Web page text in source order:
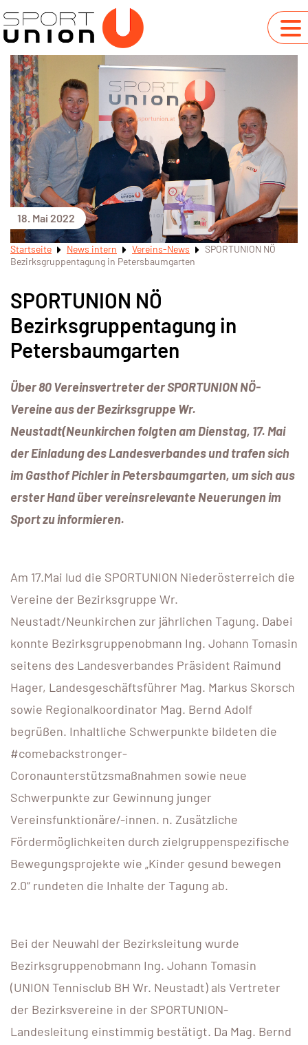
18. Mai 2022
Startseite News intern Vereins-News
SPORTUNION NÖ
Bezirksgruppentagung in Petersbaumgarten
SPORTUNION NÖ
Bezirksgruppentagung in
Petersbaumgarten
Über 80 Vereinsvertreter der SPORTUNION NÖ-
Vereine aus der Bezirksgruppe Wr.
Neustadt(Neunkirchen folgten am Dienstag, 17. Mai
der Einladung des Landesverbandes und trafen sich
im Gasthof Pichler in Petersbaumgarten, um sich aus
erster Hand über vereinsrelevante Neuerungen im
Sport zu informieren.
Am 17.Mai lud die SPORTUNION Niederösterreich die
Vereine der Bezirksgruppe Wr.
Neustadt/Neunkirchen zur jährlichen Tagung. Dabei
konnte Bezirksgruppenobmann Ing. Johann Tomasin
seitens des Landesverbandes Präsident Raimund
Hager, Landesgeschäftsführer Mag. Markus Skorsch
sowie Regionalkoordinator Mag. Bernd Adolf
begrüßen. Inhaltliche Schwerpunkte bildeten die
#comebackstronger-
Coronaunterstützsmaßnahmen sowie neue
Schwerpunkte zur Gewinnung junger
Vereinsfunktionäre/-innen. n. Zusätzliche
Fördermöglichkeiten durch zielgruppenspezifische
Bewegungsprojekte wie „Kinder gesund bewegen
2.0“ rundeten die Inhalte der Tagung ab.
Bei der Neuwahl der Bezirksleitung wurde
Bezirksgruppenobmann Ing. Johann Tomasin
(UNION Tennisclub BH Wr. Neustadt) als Vertreter
der Bezirksvereine in der SPORTUNION-
Landesleitung einstimmig bestätigt. Da Mag. Bernd